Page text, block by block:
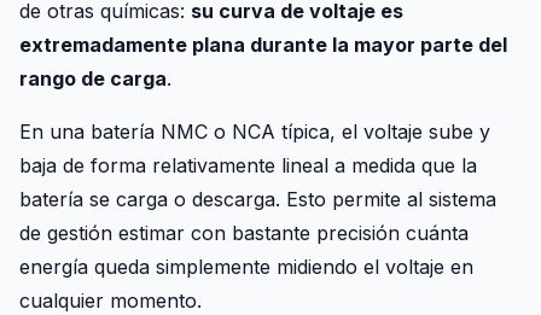
de otras químicas: su curva de voltaje es
extremadamente plana durante la mayor parte del
rango de carga.
En una batería NMC o NCA típica, el voltaje sube y
baja de forma relativamente lineal a medida que la
batería se carga o descarga. Esto permite al sistema
de gestión estimar con bastante precisión cuánta
energía queda simplemente midiendo el voltaje en
cualquier momento.